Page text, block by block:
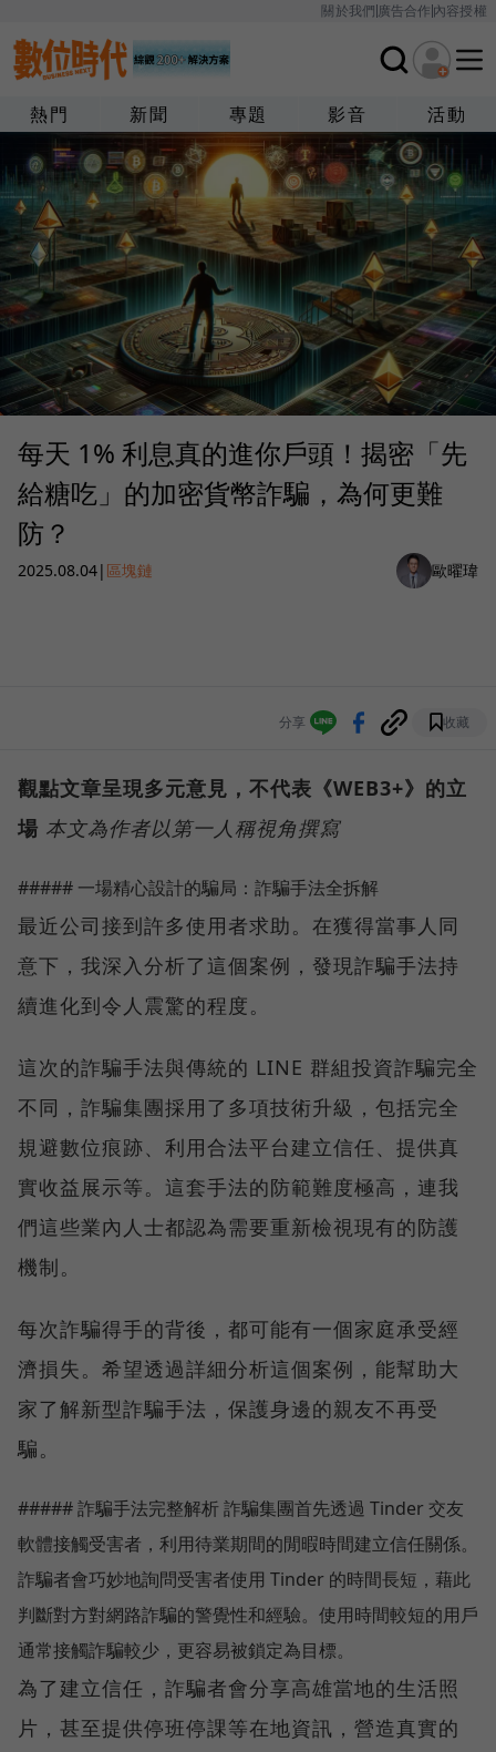
關於我們廣告合作內容授權
熱門 新聞 專題 影音 活動
每天 1% 利息真的進你戶頭！揭密「先
給糖吃」的加密貨幣詐騙，為何更難
防？
2025.08.04| 區塊鏈 歐曜瑋
分享 收藏
觀點文章呈現多元意見，不代表《WEB3+》的立
場 本文為作者以第一人稱視角撰寫
##### 一場精心設計的騙局：詐騙手法全拆解
最近公司接到許多使用者求助。在獲得當事人同
意下，我深入分析了這個案例，發現詐騙手法持
續進化到令人震驚的程度。
這次的詐騙手法與傳統的 LINE 群組投資詐騙完全
不同，詐騙集團採用了多項技術升級，包括完全
規避數位痕跡、利用合法平台建立信任、提供真
實收益展示等。這套手法的防範難度極高，連我
們這些業內人士都認為需要重新檢視現有的防護
機制。
每次詐騙得手的背後，都可能有一個家庭承受經
濟損失。希望透過詳細分析這個案例，能幫助大
家了解新型詐騙手法，保護身邊的親友不再受
騙。
##### 詐騙手法完整解析 詐騙集團首先透過 Tinder 交友
軟體接觸受害者，利用待業期間的閒暇時間建立信任關係。
詐騙者會巧妙地詢問受害者使用 Tinder 的時間長短，藉此
判斷對方對網路詐騙的警覺性和經驗。使用時間較短的用戶
通常接觸詐騙較少，更容易被鎖定為目標。
為了建立信任，詐騙者會分享高雄當地的生活照
片，甚至提供停班停課等在地資訊，營造真實的